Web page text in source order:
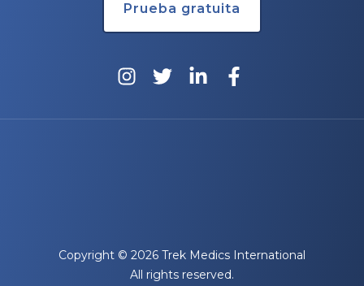
Prueba gratuita
Copyright © 2026 Trek Medics International
All rights reserved.